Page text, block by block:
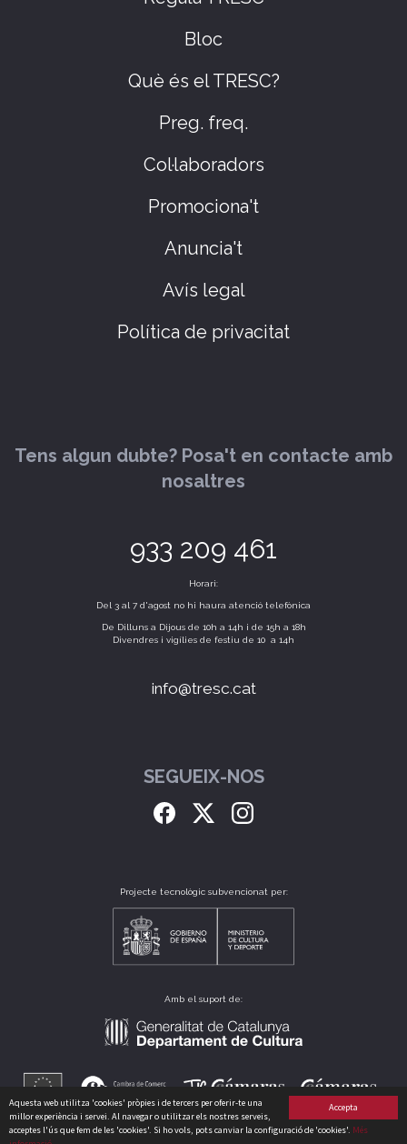
Accepta
Aquesta web utilitza 'cookies' pròpies i de tercers per oferir-te una
millor experiència i servei. Al navegar o utilitzar els nostres serveis,
acceptes l'ús que fem de les 'cookies'. Si ho vols, pots canviar la configuració de 'cookies'. Més
Bloc
Què és el TRESC?
Preg. freq.
Col·laboradors
Promociona't
Anuncia't
Avís legal
Política de privacitat
Tens algun dubte? Posa't en contacte amb
nosaltres
933 209 461
Horari:
Del 3 al 7 d'agost no hi haura atenció telefònica
De Dilluns a Dijous de 10h a 14h i de 15h a 18h
Divendres i vigílies de festiu de 10 a 14h
info@tresc.cat
SEGUEIX-NOS
Projecte tecnològic subvencionat per:
Amb el suport de: